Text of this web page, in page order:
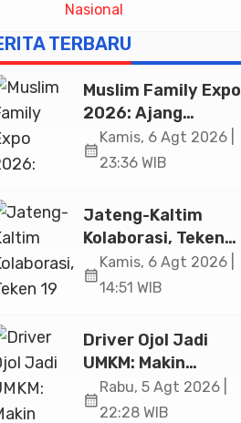
Nasional
Kukuhkan 10.000
Guru Al-Qur’an di
Masjid Istiqlal
TERBARU
Muslim Family Expo
2026: Ajang
Silaturahim dan
Kebangkitan
Jakarta
calendar_month
Kamis, 6 Agt 2026 |
23:36 WIB
Jateng-Kaltim
Kolaborasi, Teken
19 Kerja Sama
Ekonomi Senilai Rp
calendar_month
Kamis, 6 Agt 2026 |
14:51 WIB
Driver Ojol Jadi
UMKM: Makin
Sejahtera atau
Merana? Ini
calendar_month
Rabu, 5 Agt 2026 |
22:28 WIB